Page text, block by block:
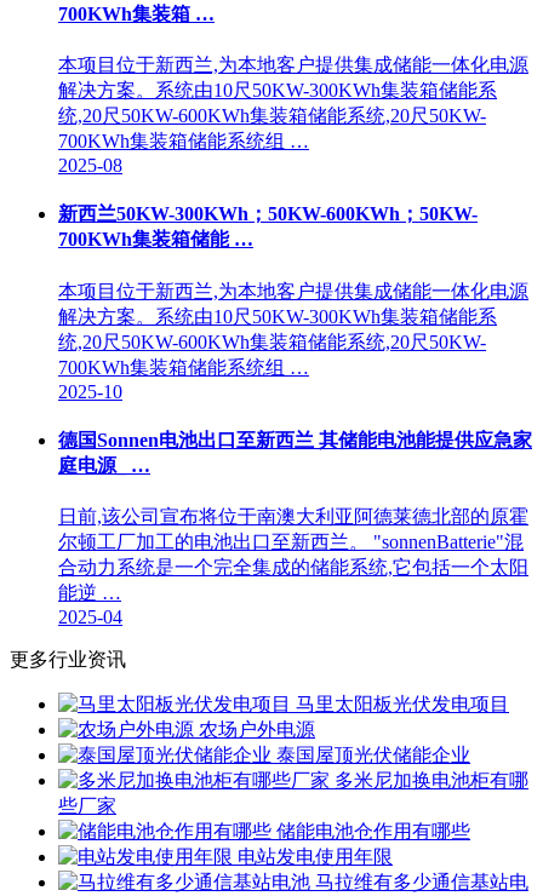
700KWh集装箱 …
本项目位于新西兰,为本地客户提供集成储能一体化电源
解决方案。系统由10尺50KW-300KWh集装箱储能系
统,20尺50KW-600KWh集装箱储能系统,20尺50KW-
700KWh集装箱储能系统组 …
2025-08
新西兰50KW-300KWh；50KW-600KWh；50KW-
700KWh集装箱储能 …
本项目位于新西兰,为本地客户提供集成储能一体化电源
解决方案。系统由10尺50KW-300KWh集装箱储能系
统,20尺50KW-600KWh集装箱储能系统,20尺50KW-
700KWh集装箱储能系统组 …
2025-10
德国Sonnen电池出口至新西兰 其储能电池能提供应急家
庭电源_ …
日前,该公司宣布将位于南澳大利亚阿德莱德北部的原霍
尔顿工厂加工的电池出口至新西兰。 "sonnenBatterie"混
合动力系统是一个完全集成的储能系统,它包括一个太阳
能逆 …
2025-04
更多行业资讯
马里太阳板光伏发电项目
农场户外电源
泰国屋顶光伏储能企业
多米尼加换电池柜有哪
些厂家
储能电池仓作用有哪些
电站发电使用年限
马拉维有多少通信基站电